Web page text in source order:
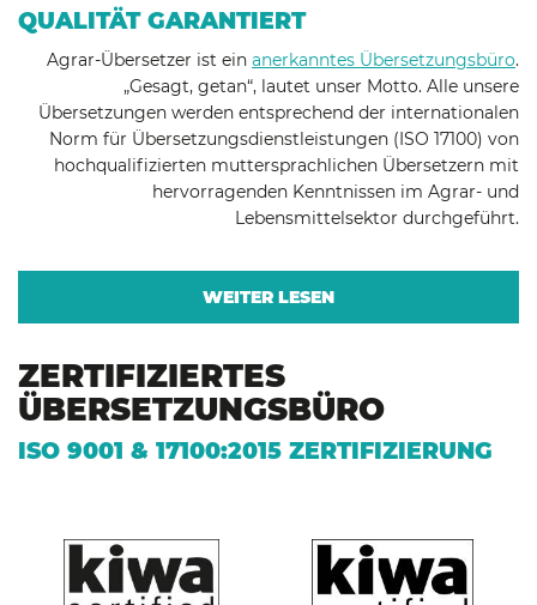
QUALITÄT GARANTIERT
Agrar-Übersetzer ist ein anerkanntes Übersetzungsbüro.
„Gesagt, getan“, lautet unser Motto. Alle unsere
Übersetzungen werden entsprechend der internationalen
Norm für Übersetzungsdienstleistungen (ISO 17100) von
hochqualifizierten muttersprachlichen Übersetzern mit
hervorragenden Kenntnissen im Agrar- und
Lebensmittelsektor durchgeführt.
WEITER LESEN
ZERTIFIZIERTES
ÜBERSETZUNGSBÜRO
ISO 9001 & 17100:2015 ZERTIFIZIERUNG